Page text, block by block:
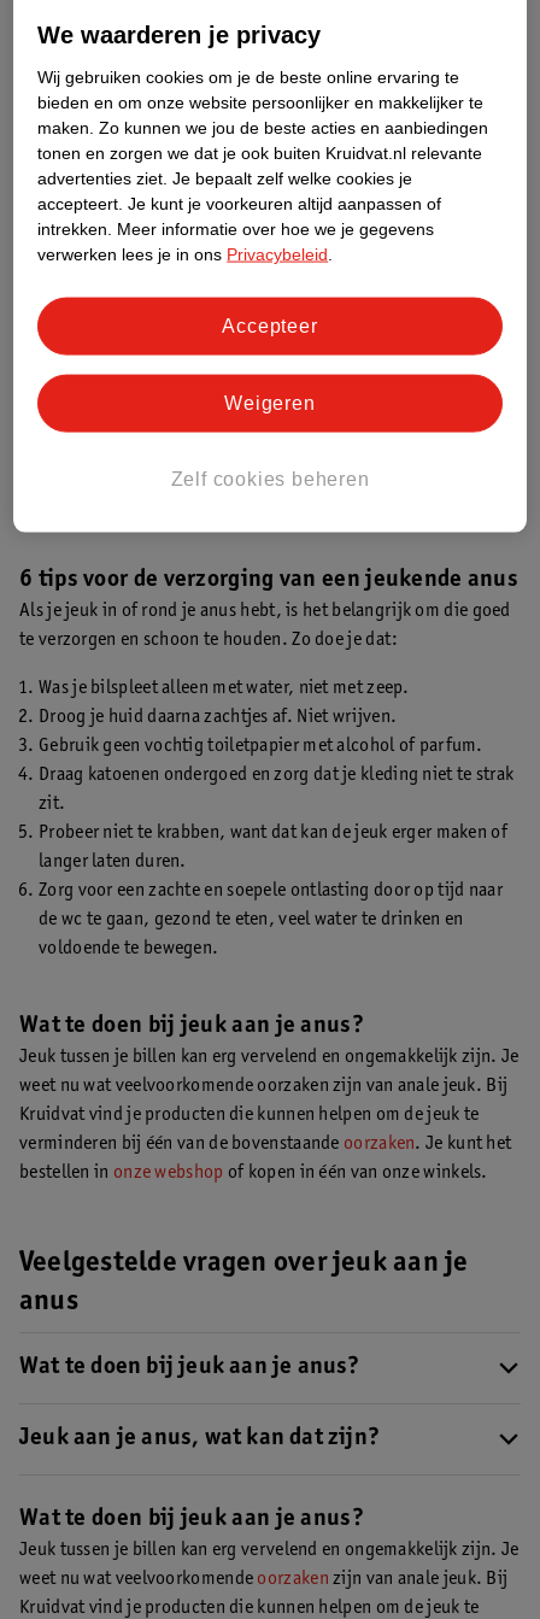
aarsmaden, spoelwormen, lintwormen en zweepwormen. Op
Bij een worminfectie kun je met name ’s nachts last hebben van
Een soa
Een soa kan ook jeuk, pijn of plekjes bij je anus geven. Een soa is
een ziekte die je kunt krijgen door (onveilige) seks.Lees hier
meer over de symptomen van een soa en welke soorten er zijn
Huidziekten
Bij huidziekten, zoals psoriasis en eczeem, kun je jeukende
plekken tussen je billen krijgen. Lees hier wat je kunt doen als je
last hebt van
6 tips voor de verzorging van een jeukende anus
Als je jeuk in of rond je anus hebt, is het belangrijk om die goed
te verzorgen en schoon te houden. Zo doe je dat:
Was je bilspleet alleen met water, niet met zeep.
Droog je huid daarna zachtjes af. Niet wrijven.
Gebruik geen vochtig toiletpapier met alcohol of parfum.
Draag katoenen ondergoed en zorg dat je kleding niet te strak
zit.
Probeer niet te krabben, want dat kan de jeuk erger maken of
langer laten duren.
Zorg voor een zachte en soepele ontlasting door op tijd naar
de wc te gaan, gezond te eten, veel water te drinken en
voldoende te bewegen.
Wat te doen bij jeuk aan je anus?
Jeuk tussen je billen kan erg vervelend en ongemakkelijk zijn. Je
weet nu wat veelvoorkomende oorzaken zijn van anale jeuk. Bij
Kruidvat vind je producten die kunnen helpen om de jeuk te
verminderen bij één van de bovenstaande oorzaken. Je kunt het
bestellen in onze webshop of kopen in één van onze winkels.
Veelgestelde vragen over jeuk aan je
anus
Wat te doen bij jeuk aan je anus?
goed te verzorgen. Hier lees je6 tips voor de verzorging van een
Jeuk aan je anus, wat kan dat zijn?
poeprestjes, zeep, vochtig toiletpapier, crèmes en zalven,
vochtige huid, schimmels en bacteriën, aambeien, wormpjes,
een soa, huidziekten en bepaalde medicijnen. Hier lees je meer
over de oorzaak van jeuk aan je anus.
Wat te doen bij jeuk aan je anus?
Jeuk tussen je billen kan erg vervelend en ongemakkelijk zijn. Je
weet nu wat veelvoorkomende oorzaken zijn van anale jeuk. Bij
Kruidvat vind je producten die kunnen helpen om de jeuk te
We waarderen je privacy
Wij gebruiken cookies om je de beste online ervaring te
bieden en om onze website persoonlijker en makkelijker te
maken. Zo kunnen we jou de beste acties en aanbiedingen
tonen en zorgen we dat je ook buiten Kruidvat.nl relevante
advertenties ziet. Je bepaalt zelf welke cookies je
accepteert. Je kunt je voorkeuren altijd aanpassen of
intrekken.
Meer informatie over hoe we je gegevens
verwerken lees je in ons Privacybeleid
Zelf cookies beheren
Weigeren
Accepteer